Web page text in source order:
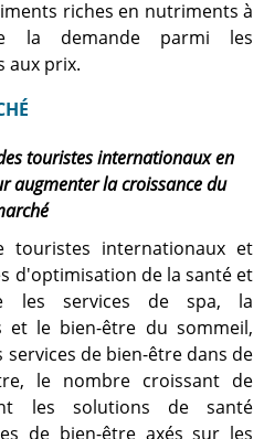
riches en nutriments à
la demande parmi les
aux prix.
touristes internationaux en
augmenter la croissance du
touristes internationaux et
d'optimisation de la santé et
les services de spa, la
et le bien-être du sommeil,
de bien-être dans de
le nombre croissant de
les solutions de santé
de bien-être axés sur les